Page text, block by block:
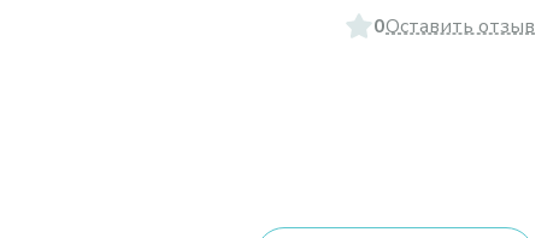
0Оставить отзыв